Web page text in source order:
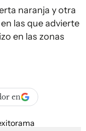
naranja y otra
las que advierte
en las zonas
en